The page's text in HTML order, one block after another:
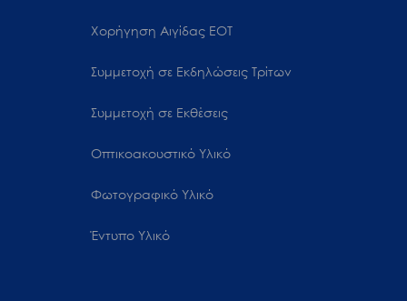
Χορήγηση Αιγίδας ΕΟΤ
Συμμετοχή σε Εκδηλώσεις Τρίτων
Συμμετοχή σε Εκθέσεις
Οπτικοακουστικό Υλικό
Φωτογραφικό Υλικό
Έντυπο Υλικό